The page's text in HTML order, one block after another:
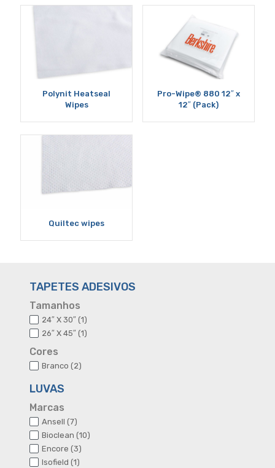
Polynit Heatseal
Wipes
Pro-Wipe® 880 12″ x
12″ (Pack)
Quiltec wipes
TAPETES ADESIVOS
Tamanhos
24″ X 30″ 11
produto
26″ X 45″ 11
Cores
Branco 22
LUVAS
Marcas
Ansell 77
produtos
Bioclean 1010
Encore 33
produtos
Isofield 11